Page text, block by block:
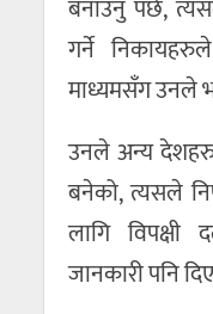
बनाउनु पर्छ,
गर्ने निकायहरुले
माध्यमसँग उनले
उनले अन्य
बनेको, त्यसले
लागि विपक्षी
जानकारी पनि